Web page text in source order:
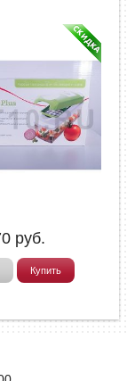
руб.
Купить